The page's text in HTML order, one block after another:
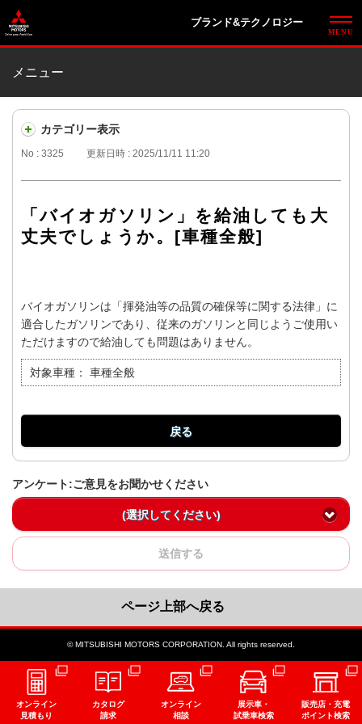
ブランド&テクノロジー
メニュー
カテゴリー表示
No : 3325 更新日時 : 2025/11/11 11:20
「バイオガソリン」を給油しても大
丈夫でしょうか。[車種全般]
バイオガソリンは「揮発油等の品質の確保等に関する法律」に
適合したガソリンであり、従来のガソリンと同じようご使用い
ただけますので給油しても問題はありません。
対象車種： 車種全般
戻る
アンケート:ご意見をお聞かせください
(選択してください)
送信する
ページ上部へ戻る
© MITSUBISHI MOTORS CORPORATION. All rights reserved.
オンライン
見積もり
カタログ
請求
オンライン
相談
展示車・
試乗車検索
販売店・充電
ポイント検索